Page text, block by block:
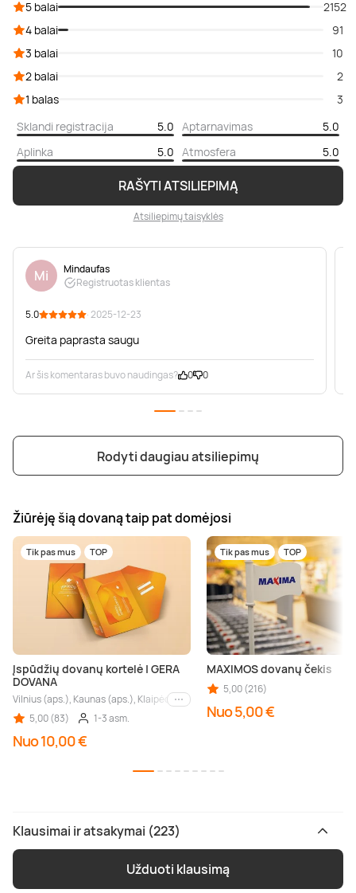
RAŠYTI ATSILIEPIMĄ
Atsiliepimų taisyklės
5 balai
2152
4 balai
91
3 balai
10
2 balai
2
1 balas
3
Sklandi registracija
5.0 Aptarnavimas
5.0
Aplinka
5.0 Atmosfera 5.0
Mi
Mindaufas
Registruotas klientas
5.0 · 2025-12-23
Greita paprasta saugu
Ar šis komentaras buvo naudingas? 0 0
Rodyti daugiau atsiliepimų
Žiūrėję šią dovaną taip pat domėjosi
Tik pas mus TOP
Įspūdžių dovanų kortelė | GERA
DOVANA
Vilnius (aps.), Kaunas (aps.), Klaipėda (aps.), Palanga (aps.), Nida (aps.),
Kiti miestai
5,00 (83)
1-3 asm.
Nuo 10,00 €
Tik pas mus TOP
MAXIMOS dovanų čekis
5,00 (216)
Nuo 5,00 €
Klausimai ir atsakymai (223)
Užduoti klausimą